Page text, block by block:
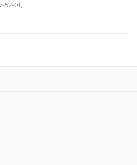
52-01,